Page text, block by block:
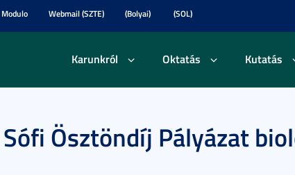
Modulo Webmail (SZTE) (Bolyai) (SOL)
Karunkról Oktatás Kutatás
Sófi Ösztöndíj Pályázat